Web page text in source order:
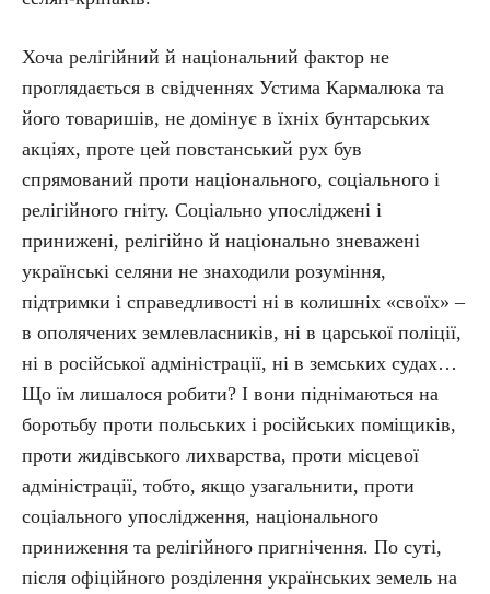
Хоча релігійний й національний фактор не
проглядається в свідченнях Устима Кармалюка та
його товаришів, не домінує в їхніх бунтарських
акціях, проте цей повстанський рух був
спрямований проти національного, соціального і
релігійного гніту. Соціально упосліджені і
принижені, релігійно й національно зневажені
українські селяни не знаходили розуміння,
підтримки і справедливості ні в колишніх «своїх» –
в ополячених землевласників, ні в царської поліції,
ні в російської адміністрації, ні в земських судах…
Що їм лишалося робити? І вони піднімаються на
боротьбу проти польських і російських поміщиків,
проти жидівського лихварства, проти місцевої
адміністрації, тобто, якщо узагальнити, проти
соціального упослідження, національного
приниження та релігійного пригнічення. По суті,
після офіційного розділення українських земель на